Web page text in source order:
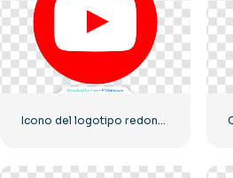
Icono del logotipo redondo de YouTube rojo, descarga PNG gratuita